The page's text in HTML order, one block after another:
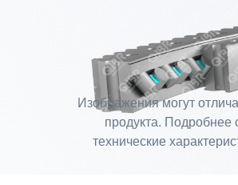
Изображения могут
продукта. Подробнее
технические